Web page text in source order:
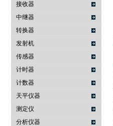
接收器
中继器
转换器
发射机
传感器
计时器
计数器
天平仪器
测定仪
分析仪器